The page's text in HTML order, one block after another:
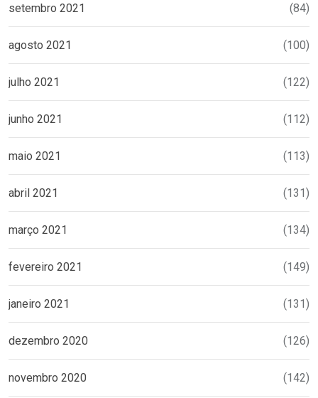
setembro 2021 (84)
agosto 2021 (100)
julho 2021 (122)
junho 2021 (112)
maio 2021 (113)
abril 2021 (131)
março 2021 (134)
fevereiro 2021 (149)
janeiro 2021 (131)
dezembro 2020 (126)
novembro 2020 (142)